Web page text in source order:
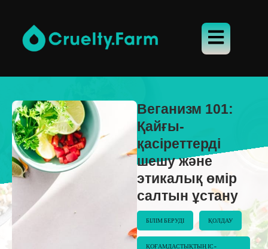
Веганизм 101:
Қайғы-
қасіреттерді
шешу және
этикалық өмір
салтын ұстану
БІЛІМ БЕРУДІ ҚОЛДАУ
ҚОҒАМДАСТЫҚТЫҢ ІС-